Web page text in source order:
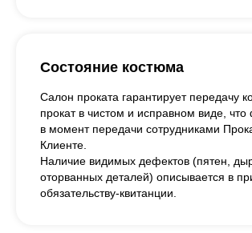
Состояние костюма
Салон проката гарантирует передачу
прокат в чистом и исправном виде, что
в момент передачи сотрудниками
Клиенте.
Наличие видимых дефектов (пятен,
оторванных деталей) описывается в
обязательству-квитанции.